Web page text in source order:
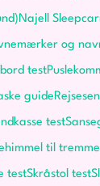
Najell
og
test
guide
test
til
testSkråstol test